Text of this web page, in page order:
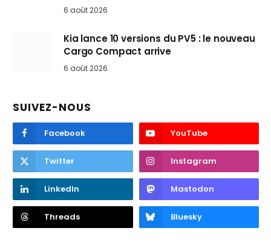
6 août 2026
Kia lance 10 versions du PV5 : le nouveau
Cargo Compact arrive
6 août 2026
SUIVEZ-NOUS
Facebook YouTube
Twitter Instagram
LinkedIn Mastodon
Threads Bluesky